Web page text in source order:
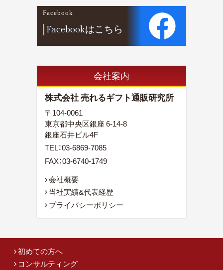
Facebook
Facebookはこちら
会社案内
株式会社 売れるギフト通販研究所
〒104-0061
東京都中央区銀座 6-14-8
銀座石井ビル4F
TEL：03-6869-7085
FAX：03-6740-1749
会社概要
当社実績&代表経歴
プライバシーポリシー
初めての方へ
コンサルティング